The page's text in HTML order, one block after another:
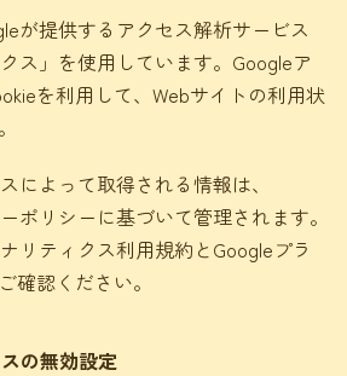
が提供するアクセス解析サービス
ス」を使用しています。Googleア
を利用して、Webサイトの利用状
によって取得される情報は、
ポリシーに基づいて管理されます。
リティクス利用規約 とGoogleプラ
確認ください。
の無効設定